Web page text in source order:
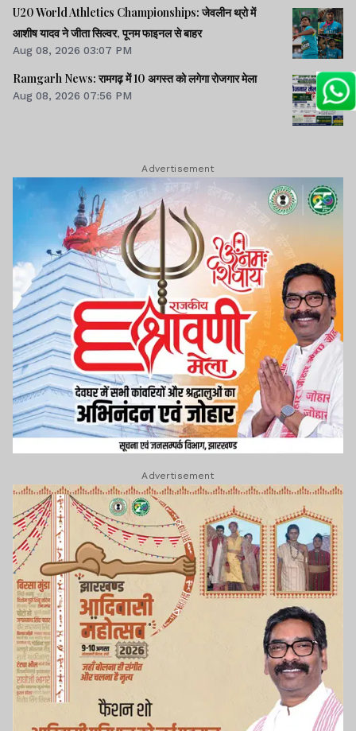
U20 World Athletics Championships: जेवलीन थ्रो में
आशीष यादव ने जीता सिल्वर, पूनम फाइनल से बाहर
Aug 08, 2026 03:07 PM
Ramgarh News: रामगढ़ में 10 अगस्त को लगेगा रोजगार मेला
Aug 08, 2026 07:56 PM
Advertisement
Advertisement